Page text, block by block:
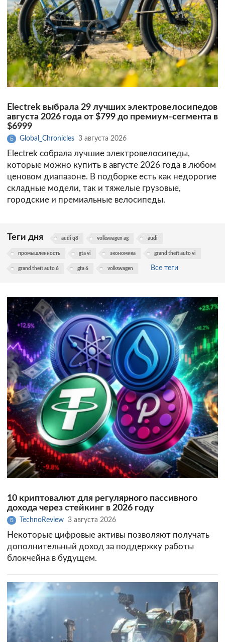
Electrek выбрала 29 лучших электровелосипедов
августа 2026 года от $799 до премиум-сегмента в
$6999
Б Global_Chronicles 3 августа 2026
Electrek собрала лучшие электровелосипеды,
которые можно купить в августе 2026 года в любом
ценовом диапазоне. В подборке есть как недорогие
складные модели, так и тяжелые грузовые,
городские и премиальные велосипеды.
Теги дня audi q8 volkswagen ag audi
промышленность gta vi экономика grand theft auto vi
grand theft auto 6 gta 6 volkswagen Все теги
10 криптовалют для регулярного пассивного
дохода через стейкинг в 2026 году
Б TechnoReview 3 августа 2026
Некоторые цифровые активы позволяют получать
дополнительный доход за поддержку работы
блокчейна в будущем.